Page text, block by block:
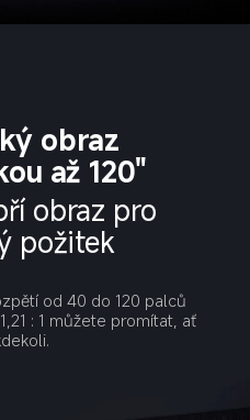
obraz
až 120"
obraz pro
požitek
od 40 do 120 palců
: 1 můžete promítat, ať